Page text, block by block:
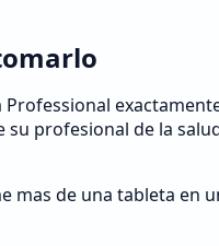
Professional
su profesional de la
mas de una tableta en